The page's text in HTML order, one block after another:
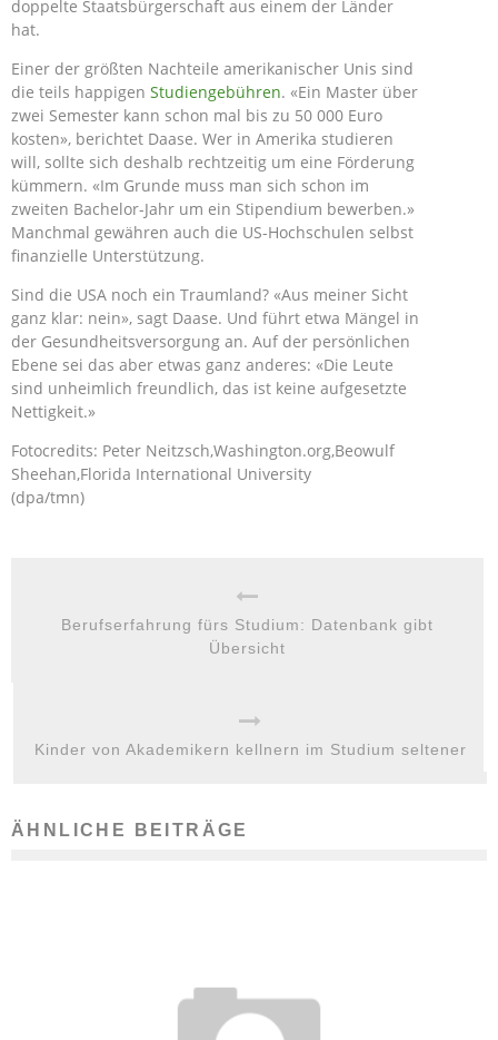
doppelte Staatsbürgerschaft aus einem der Länder
hat.
Einer der größten Nachteile amerikanischer Unis sind
die teils happigen Studiengebühren. «Ein Master über
zwei Semester kann schon mal bis zu 50 000 Euro
kosten», berichtet Daase. Wer in Amerika studieren
will, sollte sich deshalb rechtzeitig um eine Förderung
kümmern. «Im Grunde muss man sich schon im
zweiten Bachelor-Jahr um ein Stipendium bewerben.»
Manchmal gewähren auch die US-Hochschulen selbst
finanzielle Unterstützung.
Sind die USA noch ein Traumland? «Aus meiner Sicht
ganz klar: nein», sagt Daase. Und führt etwa Mängel in
der Gesundheitsversorgung an. Auf der persönlichen
Ebene sei das aber etwas ganz anderes: «Die Leute
sind unheimlich freundlich, das ist keine aufgesetzte
Nettigkeit.»
Fotocredits: Peter Neitzsch,Washington.org,Beowulf
Sheehan,Florida International University
(dpa/tmn)
Berufserfahrung fürs Studium: Datenbank gibt
Übersicht
Kinder von Akademikern kellnern im Studium seltener
ÄHNLICHE BEITRÄGE